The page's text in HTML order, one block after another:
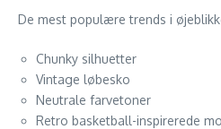
De mest populære trends i
Chunky silhuetter
Vintage løbesko
Neutrale farvetoner
Retro basketball-inspirerede